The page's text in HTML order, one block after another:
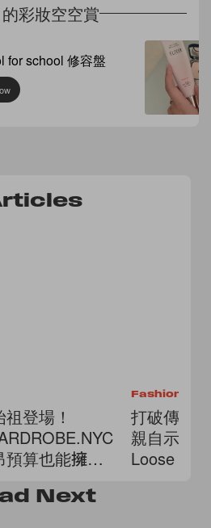
彩妝空空賞
for school 修容盤
登場！
算也能擁有
Fashion
打破傳統
親自示範
Loose
Next